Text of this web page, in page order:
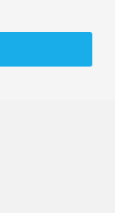
Service